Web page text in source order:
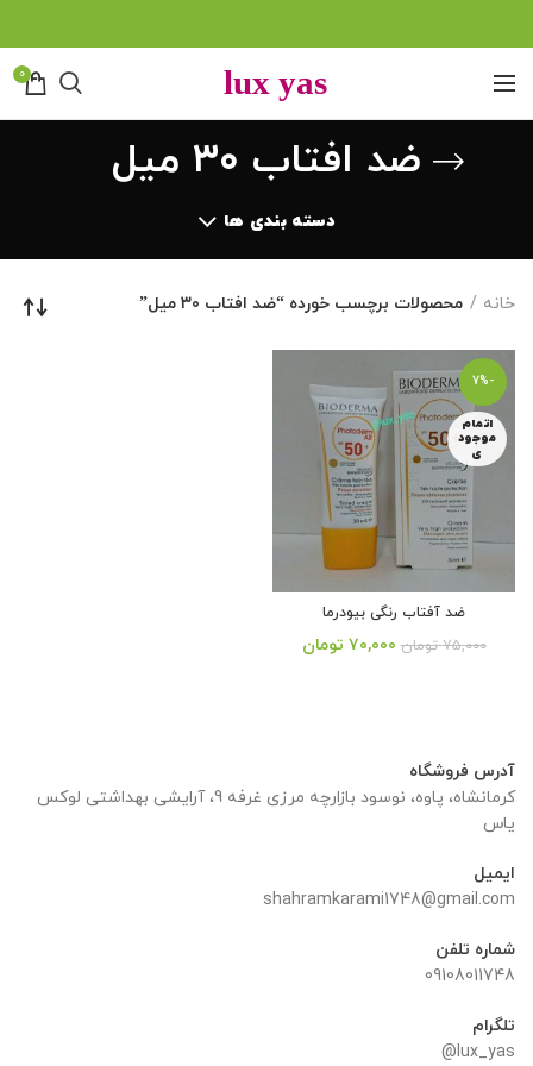
0
ضد افتاب ۳۰ میل
دسته بندی ها
خانه محصولات برچسب خورده “ضد افتاب ۳۰ میل”
-7%
اتمام
موجود
ی
ضد آفتاب رنگی بیودرما
۷۵,۰۰۰ تومان قیمت
۷۰,۰۰۰ تومان
آدرس فروشگاه
کرمانشاه، پاوه، نوسود بازارچه مرزی غرفه 9، آرایشی بهداشتی لوکس
یاس
ایمیل
shahramkarami1748@gmail.com
شماره تلفن
09108011748
تلگرام
lux_yas@